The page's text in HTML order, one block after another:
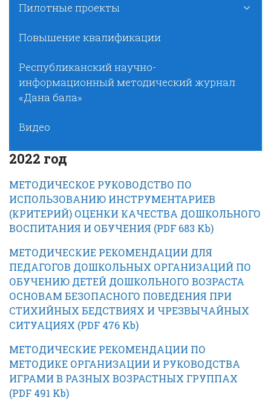
Пилотные проекты
Повышение квалификации
Республиканский научно-
информационный методический журнал
«Дана бала»
Видео
2022 год
МЕТОДИЧЕСКОЕ РУКОВОДСТВО ПО
ИСПОЛЬЗОВАНИЮ ИНСТРУМЕНТАРИЕВ
(КРИТЕРИЙ) ОЦЕНКИ КАЧЕСТВА ДОШКОЛЬНОГО
ВОСПИТАНИЯ И ОБУЧЕНИЯ (PDF 683 Kb)
МЕТОДИЧЕСКИЕ РЕКОМЕНДАЦИИ ДЛЯ
ПЕДАГОГОВ ДОШКОЛЬНЫХ ОРГАНИЗАЦИЙ ПО
ОБУЧЕНИЮ ДЕТЕЙ ДОШКОЛЬНОГО ВОЗРАСТА
ОСНОВАМ БЕЗОПАСНОГО ПОВЕДЕНИЯ ПРИ
СТИХИЙНЫХ БЕДСТВИЯХ И ЧРЕЗВЫЧАЙНЫХ
СИТУАЦИЯХ (PDF 476 Kb)
МЕТОДИЧЕСКИЕ РЕКОМЕНДАЦИИ ПО
МЕТОДИКЕ ОРГАНИЗАЦИИ И РУКОВОДСТВА
ИГРАМИ В РАЗНЫХ ВОЗРАСТНЫХ ГРУППАХ
(PDF 491 Kb)